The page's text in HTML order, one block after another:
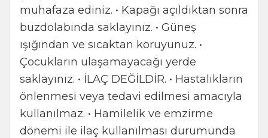
muhafaza ediniz. • Kapağı açıldıktan sonra
buzdolabında saklayınız. • Güneş
ışığından ve sıcaktan koruyunuz. •
Çocukların ulaşamayacağı yerde
saklayınız. • İLAÇ DEĞİLDİR. • Hastalıkların
önlenmesi veya tedavi edilmesi amacıyla
kullanılmaz. • Hamilelik ve emzirme
dönemi ile ilaç kullanılması durumunda